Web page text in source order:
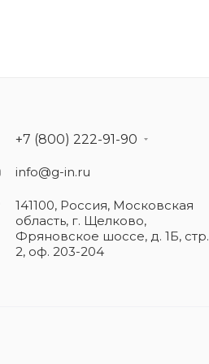
+7 (800) 222-91-90
info@g-in.ru
141100, Россия, Московская
область, г. Щелково,
Фряновское шоссе, д. 1Б, стр.
2, оф. 203-204